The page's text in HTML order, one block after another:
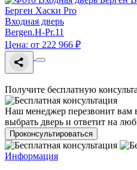
Берген Хаски Pro
Входная дверь
Bergen.H-Pr.11
Цена: от 222 966 ₽
Получите бесплатную
Наш менеджер перезвонит вам
выбрать дверь и ответит на
Проконсультироваться
Информация